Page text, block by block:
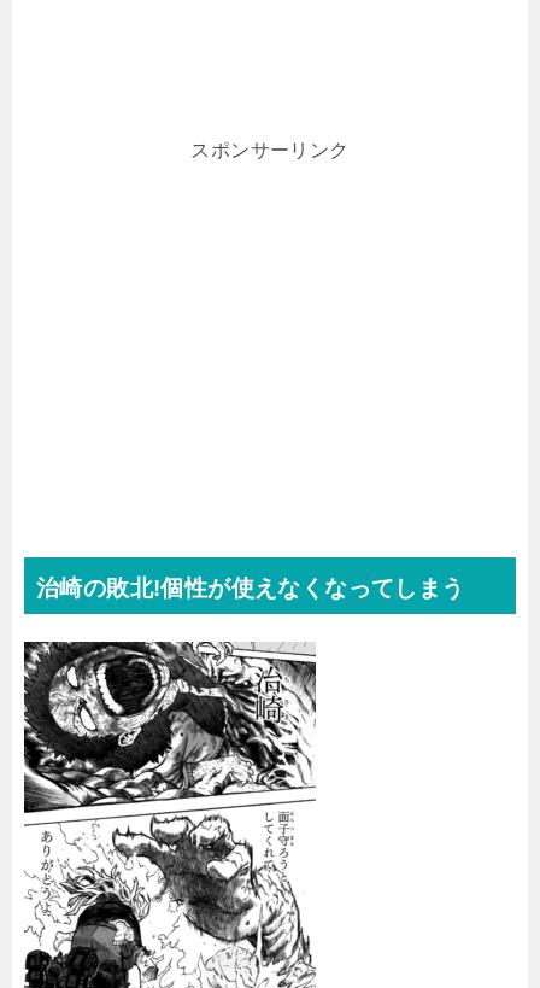
スポンサーリンク
治崎の敗北!個性が使えなくなってしまう